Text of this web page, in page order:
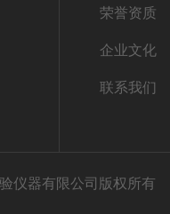
荣誉资质
企业文化
联系我们
仪器有限公司版权所有